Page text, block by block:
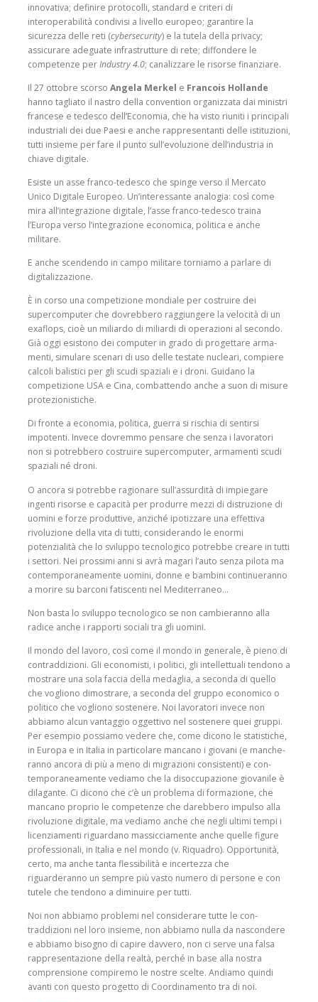
innovativa; definire protocolli, standard e criteri di
interoperabilità con­divisi a livello europeo; garan­tire la
sicurezza delle reti (cybersecurity) e la tutela della privacy;
assicurare adeguate infrastrutture di rete; diffon­dere le
competenze perIndustry 4.0; canalizzare le risorse finanziare.
Il 27 ottobre scorso Angela Merkel e Francois Hollande
hanno tagliato il nastro della convention organizzata dai ministri
francese e tedesco dell’Economia, che ha visto riuniti i principali
industriali dei due Paesi e anche rap­presentanti delle istituzioni,
tutti insieme per fare il punto sull’evoluzione dell’industria in
chiave digitale.
Esiste un asse franco-tede­sco che spinge verso il Mer­cato
Unico Digitale Europeo. Un’interessante analogia: così come
mira all’integrazione digitale, l’asse franco-tedesco traina
l’Europa verso l’integra­zione economica, politica e anche
militare.
E anche scendendo in campo militare torniamo a parlare di
digitalizzazione.
È in corso una competi­zione mondiale per costru­ire dei
supercomputer che dovrebbero raggiungere la velocità di un
exaflops, cioè un miliardo di miliardi di operazioni al secondo.
Già oggi esistono dei computer in grado di progettare arma­
menti, simulare scenari di uso delle testate nucleari, com­piere
calcoli balistici per gli scudi spaziali e i droni. Guidano la
competizione USA e Cina, combattendo anche a suon di misure
protezionistiche.
Di fronte a economia, poli­tica, guerra si rischia di sentirsi
impotenti. Invece dovremmo pensare che senza i lavoratori
non si potrebbero costruire supercomputer, armamenti scudi
spaziali né droni.
O ancora si potrebbe ragio­nare sull’assurdità di impie­gare
ingenti risorse e capacità per produrre mezzi di distru­zione di
uomini e forze pro­duttive, anziché ipotizzare una effettiva
rivoluzione della vita di tutti, considerando le enormi
potenzialità che lo svi­luppo tecnologico potrebbe creare in tutti
i settori. Nei prossimi anni si avrà magari l’auto senza pilota ma
contem­poraneamente uomini, donne e bambini continueranno
a morire su barconi fatiscenti nel Mediterraneo…
Non basta lo sviluppo tec­nologico se non cambieranno alla
radice anche i rapporti sociali tra gli uomini.
Il mondo del lavoro, così come il mondo in generale, è pieno di
contraddizioni. Gli economisti, i politici, gli intel­lettuali tendono a
mostrare una sola faccia della meda­glia, a seconda di quello
che vogliono dimostrare, a seconda del gruppo econo­mico o
politico che vogliono sostenere. Noi lavoratori invece non
abbiamo alcun van­taggio oggettivo nel soste­nere quei gruppi.
Per esempio possiamo vedere che, come dicono le statistiche,
in Europa e in Italia in particolare mancano i giovani (e manche­
ranno ancora di più a meno di migrazioni consistenti) e con­
temporaneamente vediamo che la disoccupazione giova­nile è
dilagante. Ci dicono che c’è un problema di forma­zione, che
mancano proprio le competenze che darebbero impulso alla
rivoluzione digi­tale, ma vediamo anche che negli ultimi tempi i
licenzia­menti riguardano massiccia­mente anche quelle figure
professionali, in Italia e nel mondo (v. Riquadro). Oppor­tunità,
certo, ma anche tanta flessibilità e incertezza che
riguarderanno un sempre più vasto numero di persone e con
tutele che tendono a diminuire per tutti.
Noi non abbiamo problemi nel considerare tutte le con­
traddizioni nel loro insieme, non abbiamo nulla da nascon­dere
e abbiamo bisogno di capire davvero, non ci serve una falsa
rappresentazione della realtà, perché in base alla nostra
comprensione compiremo le nostre scelte. Andiamo quindi
avanti con questo progetto di Coordina­mento tra di noi.